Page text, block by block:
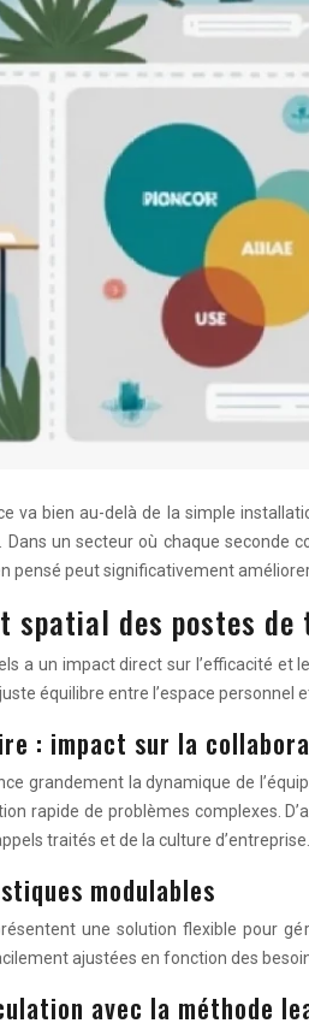
va bien au-delà de la simple
Dans un secteur où chaque
pensé peut significativement
spatial des postes
a un impact direct sur l’efficacité
équilibre entre l’espace personnel
: impact sur la
grandement la dynamique de
rapide de problèmes complexes.
traités et de la culture d’entreprise.
modulables
une solution flexible pour
ajustées en fonction des
avec la méthode